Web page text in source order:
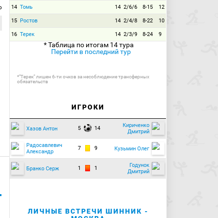
14 Томь 14 2/6/6 8-15 12
15 Ростов 14 2/4/8 8-22 10
16 Терек 14 2/3/9 8-24 9
* Таблица по итогам 14 тура
Перейти в последний тур
*"Терек" лишен 6-ти очков за несоблюдение трансферных
обязательств
ИГРОКИ
Хазов Антон 5 14
Кириченко
Дмитрий
Радосавлевич
Александр
7 9 Кузьмин Олег
Бранко Серж 1 1
Годунок
Дмитрий
ЛИЧНЫЕ ВСТРЕЧИ ШИННИК -